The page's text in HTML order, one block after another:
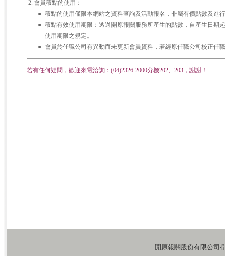
2. 會員積點的使用：
● 積點的使用僅限本網站之資料查詢及活動報名，非屬有價點數及進
● 積點有效使用期限：透過開原報關服務所產生的點數，自產生日期
使用期限之規定。
● 會員於任職公司有異動而未更新會員資料，若經原任職公司校正任
若有任何疑問，歡迎來電洽詢：(04)2326-2000分機202、203，謝謝！
開原報關股份有限公司‧